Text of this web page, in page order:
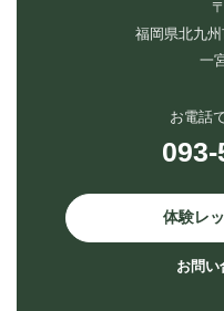
福岡県北九
一
お電話
体験レ
お問い